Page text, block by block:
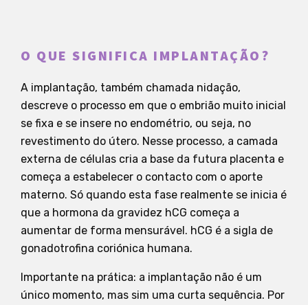
O QUE SIGNIFICA IMPLANTAÇÃO?
A implantação, também chamada nidação,
descreve o processo em que o embrião muito inicial
se fixa e se insere no endométrio, ou seja, no
revestimento do útero. Nesse processo, a camada
externa de células cria a base da futura placenta e
começa a estabelecer o contacto com o aporte
materno. Só quando esta fase realmente se inicia é
que a hormona da gravidez hCG começa a
aumentar de forma mensurável. hCG é a sigla de
gonadotrofina coriónica humana.
Importante na prática: a implantação não é um
único momento, mas sim uma curta sequência. Por